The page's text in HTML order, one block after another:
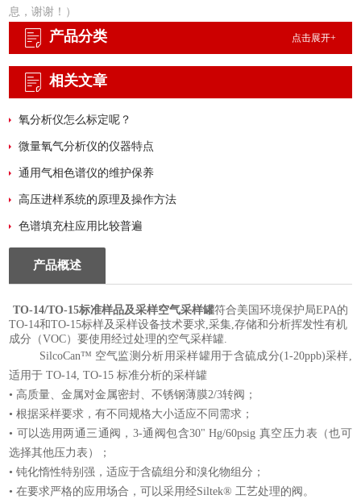
息，谢谢！）
产品分类 点击展开+
相关文章
氧分析仪怎么标定呢？
微量氧气分析仪的仪器特点
通用气相色谱仪的维护保养
高压进样系统的原理及操作方法
色谱填充柱应用比较普遍
产品概述
TO-14/TO-15标准样品及采样空气采样罐符合美国环境保护局EPA的
TO-14和TO-15标样及采样设备技术要求,采集,存储和分析挥发性有机
成分（VOC）要使用经过处理的空气采样罐.
SilcoCan™ 空气监测分析用采样罐用于含硫成分(1-20ppb)采样,
适用于 TO-14, TO-15 标准分析的采样罐
• 高质量、金属对金属密封、不锈钢薄膜2/3转阀；
• 根据采样要求，有不同规格大小适应不同需求；
• 可以选用两通三通阀，3-通阀包含30" Hg/60psig 真空压力表（也可
选择其他压力表）；
• 钝化惰性特别强，适应于含硫组分和溴化物组分；
• 在要求严格的应用场合，可以采用经Siltek® 工艺处理的阀。